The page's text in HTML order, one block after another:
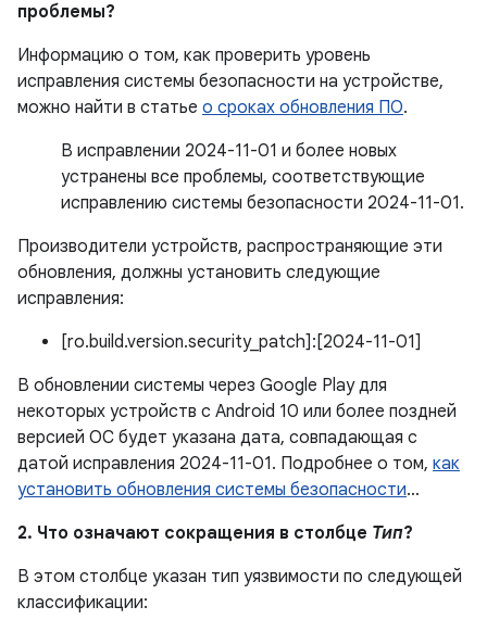
проблемы?
Информацию о том, как проверить уровень
исправления системы безопасности на устройстве,
можно найти в статье о сроках обновления ПО.
В исправлении 2024-11-01 и более новых
устранены все проблемы, соответствующие
исправлению системы безопасности 2024-11-01.
Производители устройств, распространяющие эти
обновления, должны установить следующие
исправления:
[ro.build.version.security_patch]:[2024-11-01]
В обновлении системы через Google Play для
некоторых устройств с Android 10 или более поздней
версией ОС будет указана дата, совпадающая с
датой исправления 2024-11-01. Подробнее о том, как
установить обновления системы безопасности…
2. Что означают сокращения в столбце Тип?
В этом столбце указан тип уязвимости по следующей
классификации: